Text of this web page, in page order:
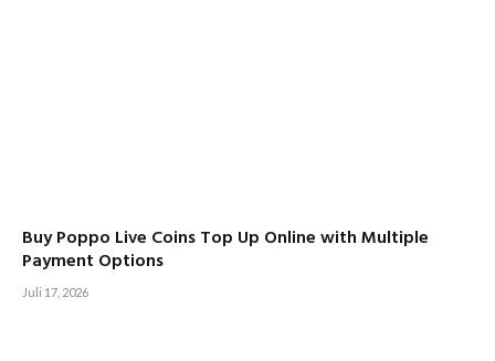
Buy Poppo Live Coins Top Up Online with Multiple
Payment Options
Juli 17, 2026